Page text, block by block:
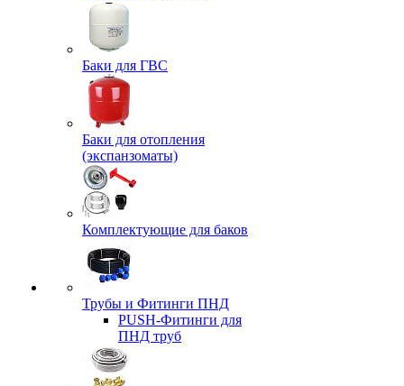
Баки для ГВС
Баки для отопления
(экспанзоматы)
Комплектующие для баков
Трубы и Фитинги ПНД
PUSH-Фитинги для
ПНД труб